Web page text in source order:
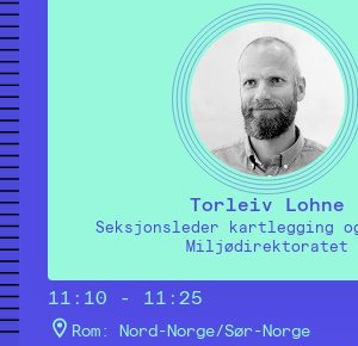
Torleiv Lohne
Seksjonsleder kartlegging
Miljødirektoratet
11:10 - 11:25
Rom: Nord-Norge/Sør-Norge